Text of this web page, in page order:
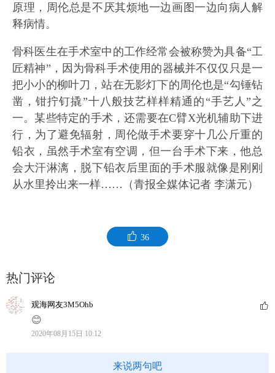
原理，周伦总是不厌其烦地一边画图一边向病人解
释病情。
骨科医生在手术室中的工作经常会被称赞为具备“工
匠精神”，因为骨科手术使用的器械并不仅仅只是一
把小小的柳叶刀，站在无影灯下的周伦也是“勾锤钻
凿，钳拧钉撬”十八般技艺样样精通的“手艺人”之
一。某些特定的手术，还需要在C臂X光机辅助下进
行，为了避免辐射，周伦做手术要穿十几公斤重的
铅衣，虽然手术室有空调，但一台手术下来，他总
会大汗淋漓，脱下铅衣后里面的手术服就像是刚刚
从水里拎出来一样…… （青报全媒体记者 李潇元）
36
热门评论
观海网友3M5Ohb
😊
2020年08月15日 10:12
来说两句吧